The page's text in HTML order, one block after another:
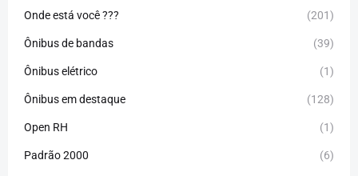
Onde está você ??? (201)
Ônibus de bandas (39)
Ônibus elétrico (1)
Ônibus em destaque (128)
Open RH (1)
Padrão 2000 (6)